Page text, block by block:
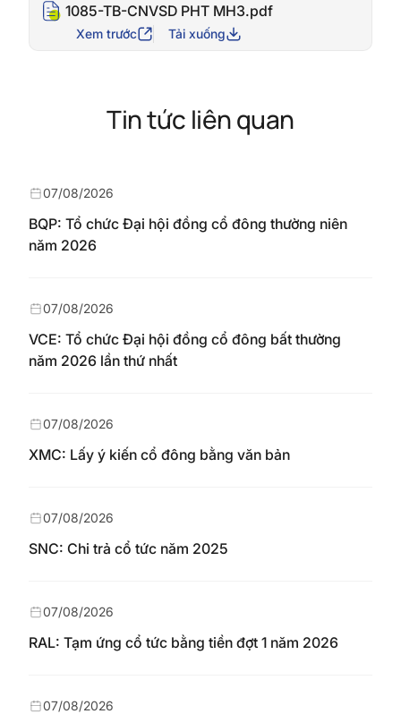
1085-TB-CNVSD PHT MH3.pdf
Xem trước Tải xuống
Tin tức liên quan
BQP: Tổ chức Đại hội đồng cổ đông thường niên
năm 2026
07/08/2026
VCE: Tổ chức Đại hội đồng cổ đông bất thường
năm 2026 lần thứ nhất
07/08/2026
XMC: Lấy ý kiến cổ đông bằng văn bản
07/08/2026
SNC: Chi trả cổ tức năm 2025
07/08/2026
RAL: Tạm ứng cổ tức bằng tiền đợt 1 năm 2026
07/08/2026
07/08/2026